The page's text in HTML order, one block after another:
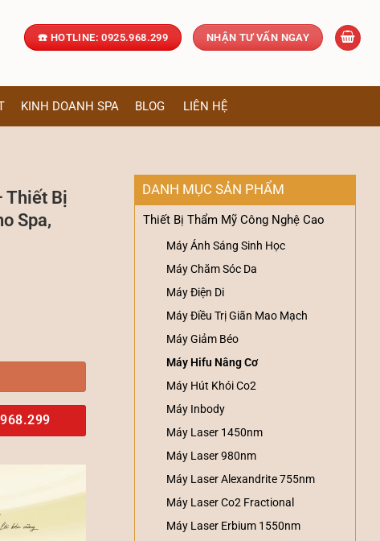
☎️ HOTLINE: 0925.968.299 NHẬN TƯ VẤN NGAY
KINH DOANH SPA BLOG LIÊN HỆ
DANH MỤC SẢN PHẨM
Thiết Bị Thẩm Mỹ Công Nghệ Cao
Máy Ánh Sáng Sinh Học
Máy Chăm Sóc Da
Máy Điện Di
Máy Điều Trị Giãn Mao Mạch
Máy Giảm Béo
Máy Hifu Nâng Cơ
Máy Hút Khói Co2
Máy Inbody
Máy Laser 1450nm
Máy Laser 980nm
Máy Laser Alexandrite 755nm
Máy Laser Co2 Fractional
Máy Laser Erbium 1550nm
Thiết Bị
Spa,
Hóa Không Xâm Lấn Cho Spa, Clinic số lượng